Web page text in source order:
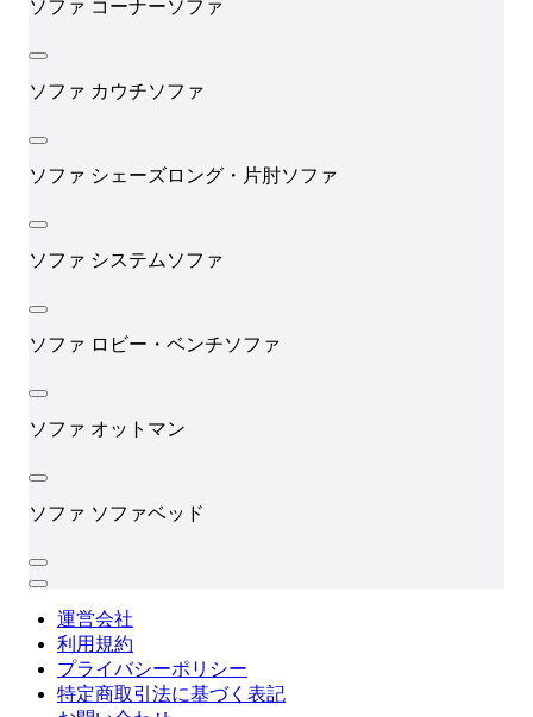
ソファ コーナーソファ
ソファ カウチソファ
ソファ シェーズロング・片肘ソファ
ソファ システムソファ
ソファ ロビー・ベンチソファ
ソファ オットマン
ソファ ソファベッド
運営会社
利用規約
プライバシーポリシー
特定商取引法に基づく表記